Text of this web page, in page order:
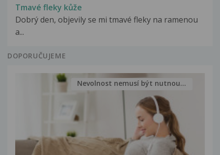
Tmavé fleky kůže
Dobrý den, objevily se mi tmavé fleky na ramenou
a...
DOPORUČUJEME
Nevolnost nemusí být nutnou...